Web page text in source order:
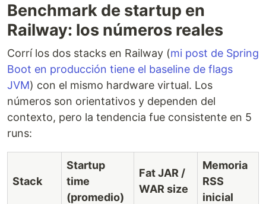
Benchmark de startup en
Railway: los números reales
Corrí los dos stacks en Railway (mi post de Spring
Boot en producción tiene el baseline de flags
JVM) con el mismo hardware virtual. Los
números son orientativos y dependen del
contexto, pero la tendencia fue consistente en 5
runs:
Stack
Startup
time
(promedio)
Fat JAR /
WAR size
Memoria
RSS
inicial